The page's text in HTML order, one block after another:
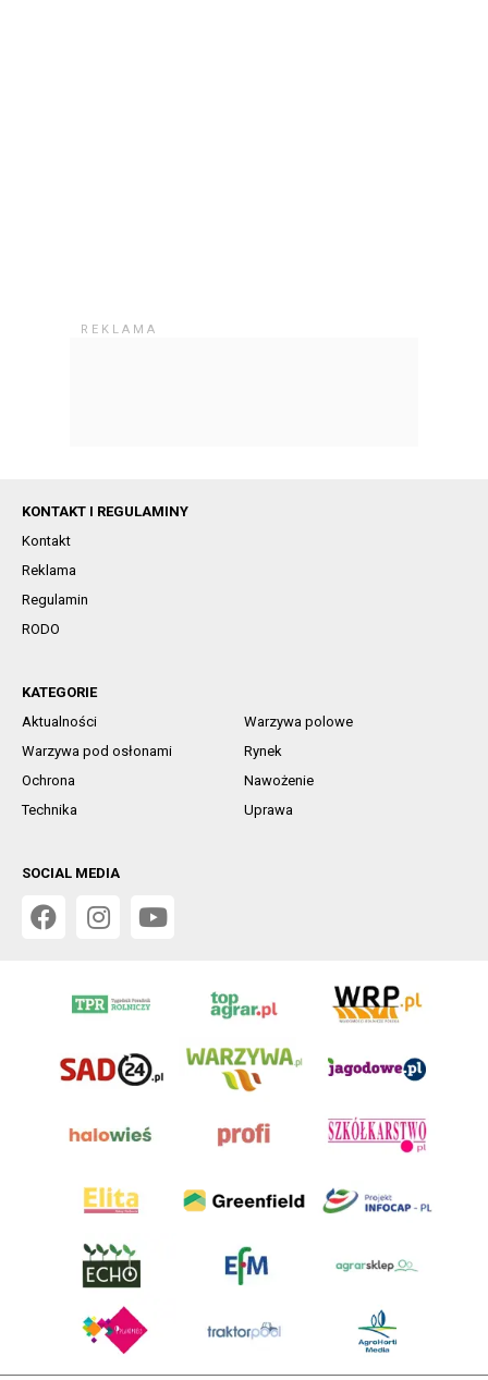
KONTAKT I REGULAMINY
Kontakt
Reklama
Regulamin
RODO
KATEGORIE
Aktualności
Warzywa polowe
Warzywa pod osłonami
Rynek
Ochrona
Nawożenie
Technika
Uprawa
SOCIAL MEDIA